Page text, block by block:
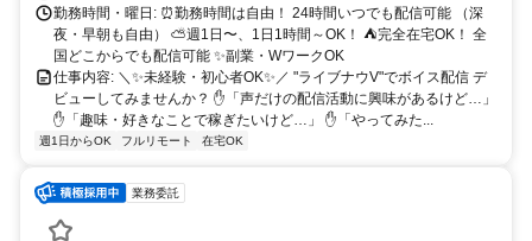
勤務時間・曜日: ⏰勤務時間は自由！ 24時間いつでも配信可能 （深
夜・早朝も自由） ⛅週1日〜、1日1時間～OK！ ⛺完全在宅OK！ 全
国どこからでも配信可能 ✨副業・WワークOK
仕事内容: ＼✨未経験・初心者OK✨／ "ライブナウV"でボイス配信 デ
ビューしてみませんか？ ✋「声だけの配信活動に興味があるけど…」
✋「趣味・好きなことで稼ぎたいけど…」 ✋「やってみた...
週1日からOK フルリモート 在宅OK
業務委託